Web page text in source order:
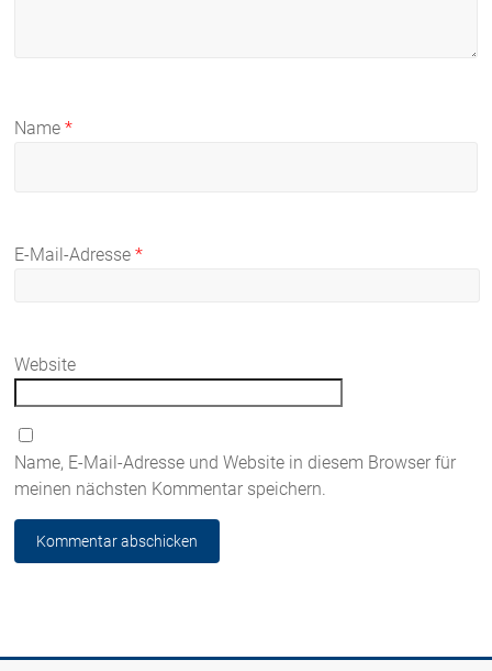
Name*
E-Mail-Adresse*
Website
Name, E-Mail-Adresse und Website in diesem Browser für
meinen nächsten Kommentar speichern.